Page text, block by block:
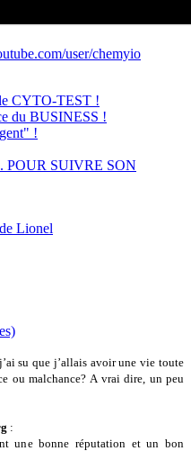
user/chemyio
CYTO-TEST !
du BUSINESS !
!
POUR SUIVRE SON
Lionel
su que j’allais avoir une vie toute
ou malchance? A vrai dire, un peu
:
une bonne réputation et un bon